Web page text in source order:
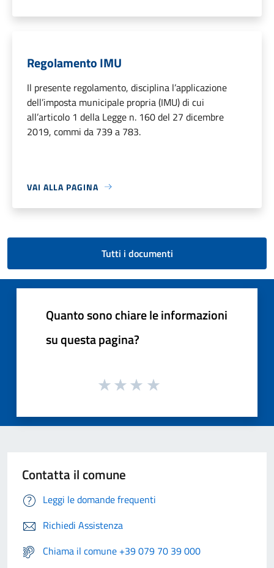
Regolamento IMU
Il presente regolamento, disciplina l’applicazione
dell’imposta municipale propria (IMU) di cui
all’articolo 1 della Legge n. 160 del 27 dicembre
2019, commi da 739 a 783.
VAI ALLA PAGINA
Tutti i documenti
Quanto sono chiare le informazioni
su questa pagina?
Contatta il comune
Leggi le domande frequenti
Richiedi Assistenza
Chiama il comune +39 079 70 39 000